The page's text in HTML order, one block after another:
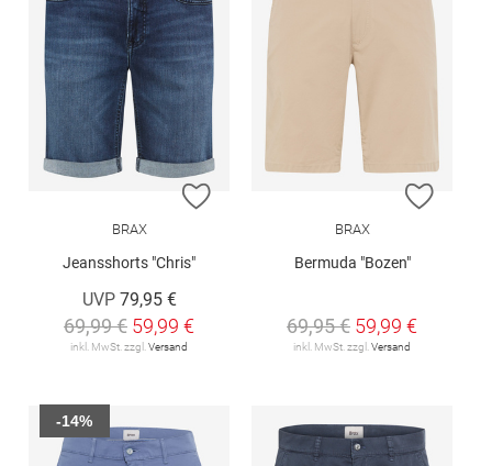
ZUR WUNSCHLISTE HINZUFÜGEN
BRAX
Jeansshorts "Chris"
UVP 79,95 €
69,99 € 59,99 €
inkl. MwSt. zzgl.Versand
ZUR
BRAX
Bermuda "Bozen"
69,95 € 59,99 €
inkl. MwSt. zzgl.Versand
-14%